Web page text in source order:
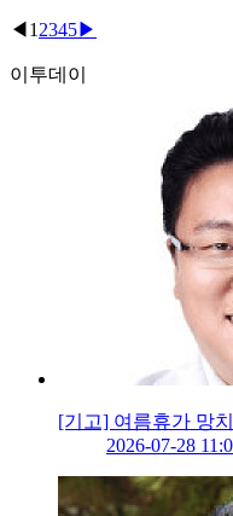
◀ 1 2345▶
이투데이
[기고] 여름휴가 망
2026-07-28